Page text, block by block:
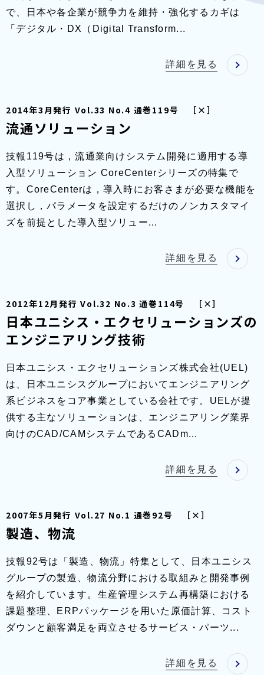
で、日本や各企業が競争力を維持・強化するカギは
「デジタル・DX（Digital Transform...
詳細を見る
2014年3月発行 Vol.33 No.4 通巻119号 ［×］
流通ソリューション
技報119号は，流通業向けシステム開発に適用する導
入型ソリューション CoreCenterシリーズの特集で
す。CoreCenterは，導入時にお客さまが必要な機能を
選択し，パラメータを設定するだけのノンカスタマイ
ズを前提とした導入型ソリュー...
詳細を見る
2012年12月発行 Vol.32 No.3 通巻114号 ［×］
日本ユニシス・エクセリューションズの
エンジニアリング技術
日本ユニシス・エクセリューションズ株式会社(UEL)
は、日本ユニシスグループにおいてエンジニアリング
系ビジネスをコア事業としている会社です。UELが提
供する主なソリューションは、エンジニアリング業界
向けのCAD/CAMシステムであるCADm...
詳細を見る
2007年5月発行 Vol.27 No.1 通巻92号 ［×］
製造、物流
技報92号は「製造、物流」特集として、日本ユニシス
グループの製造、物流分野における取組みと開発事例
を紹介しています。生産管理システム再構築における
課題整理、ERPパッケージを用いた原価計算、コスト
ダウンと顧客満足を両立させるサービス・パーツ...
詳細を見る